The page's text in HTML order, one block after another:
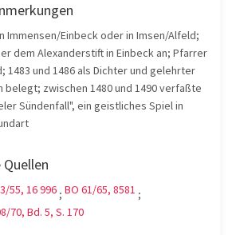
Immensen/Einbeck oder in Imsen/Alfeld;
dem Alexanderstift in Einbeck an; Pfarrer
1483 und 1486 als Dichter und gelehrter
belegt; zwischen 1480 und 1490 verfaßte
Sündenfall", ein geistliches Spiel in
55, 16 996 ; BO 61/65, 8581 ;
70, Bd. 5, S. 170